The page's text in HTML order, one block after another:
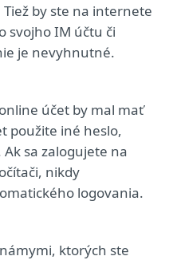
by ste na internete
svojho IM účtu či
je nevyhnutné.
účet by mal mať
použite iné heslo,
sa zalogujete na
nikdy
logovania.
ktorých ste